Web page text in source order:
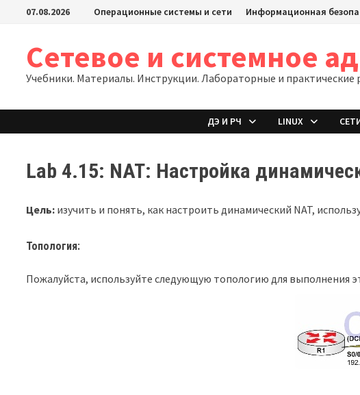
Перейти07.08.2026 Операционные системы и сети Информационная
Сетевое и системное
Учебники. Материалы. Инструкции. Лабораторные и практические
ДЭ И РЧ LINUX
Lab 4.15: NAT: Настройка
Цель: изучить и понять, как настроить динамический NAT,
Топология:
Пожалуйста, используйте следующую топологию для выполнения